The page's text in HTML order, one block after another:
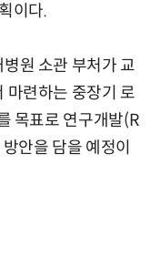
이다.
원 소관 부처가 교
마련하는 중장기 로
목표로 연구개발(R
안을 담을 예정이